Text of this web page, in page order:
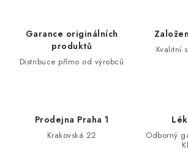
Garance originálních
produktů
Distribuce přímo od výrobců
Kvalitní
Prodejna Praha 1
Krakovská 22
Odborný